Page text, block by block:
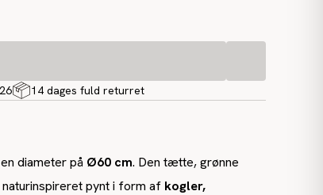
14 dages fuld returret
diameter på Ø60 cm. Den tætte, grønne
pynt i form af kogler,